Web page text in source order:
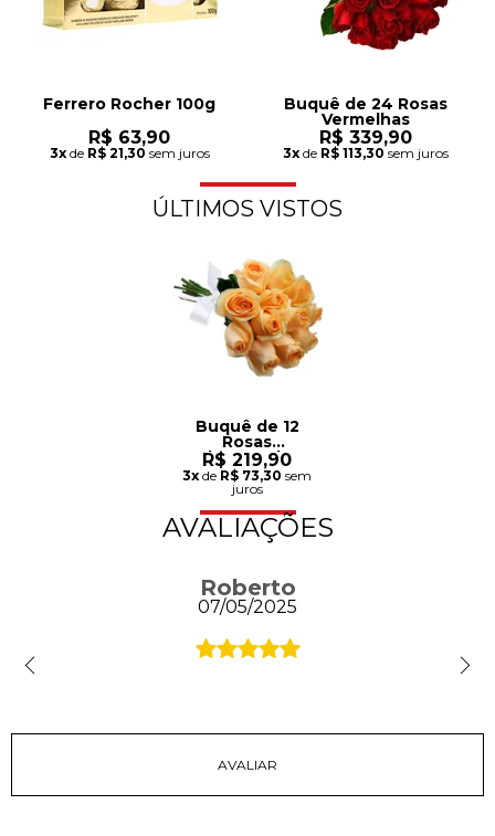
Ferrero Rocher 100g
R$ 63,90
3xde R$ 21,30 sem juros
Buquê de 24 Rosas
Vermelhas
R$ 339,90
3x de R$ 113,30sem juros
ÚLTIMOS VISTOS
Buquê de 12
Rosas
Champanhe
R$ 219,90
3xde R$ 73,30 sem
juros
AVALIAÇÕES
Roberto
07/05/2025